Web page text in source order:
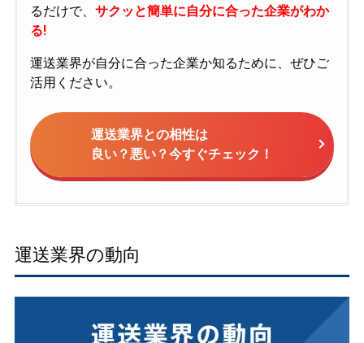
るだけで、 サクッと簡単に自分に合った企業がわか
る!
運送業界が自分に合った企業か知るために、ぜひご
活用ください。
運送業界との相性は
良い？悪い？今すぐチェック！
運送業界の動向